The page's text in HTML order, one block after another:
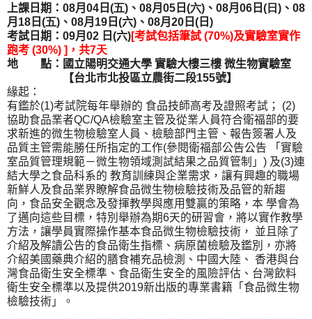
上課日期： 08月04日 (五) 、08月05日 (六) 、08月06日 (日 ) 、08
月18日 (五) 、 08月19日 (六) 、08月20日 ( 日 )
考試日期：09月02 日 (六)[考試包括筆試(70%)及實驗室實作
跑考 (30%) ] ，共7天
地 點：國立陽明交通大學 實驗大樓三樓 微生物實驗室
【台北市北投區立農街二段155號】
緣起：
有鑑於(1)考試院每年舉辦的 食品技師高考及證照考試；
(2)
協助食品業者QC/QA檢驗室主管及從業人員符合衛福部的要
求新進的微生物檢驗室人員、檢驗部門主管、報告簽署人及
品質主管需能勝任所指定的工作(參閱衛福部公告公告 「實驗
室品質管理規範－微生物領域測試結果之品質管制」 ) 及(3)連
結大學之食品科系的 教育訓練與企業需求，讓有興趣的職場
新鮮人及食品業界瞭解食品微生物檢驗技術及品管的新趨
向，食品安全觀念及發揮教學與應用雙贏的策略，本 學會為
了邁向這些目標，特別舉辦為期6天的研習會，將以實作教學
方法，讓學員實際操作基本食品微生物檢驗技術， 並且除了
介紹及解讀公告的食品衛生指標、病原菌檢驗及鑑別，亦將
介紹美國藥典介紹的膳食補充品檢測、中國大陸、 香港與台
灣食品衛生安全標準、食品衛生安全的風險評估、台灣飲料
衛生安全標準以及提供2019新出版的專業書籍「食品微生物
檢驗技術」。